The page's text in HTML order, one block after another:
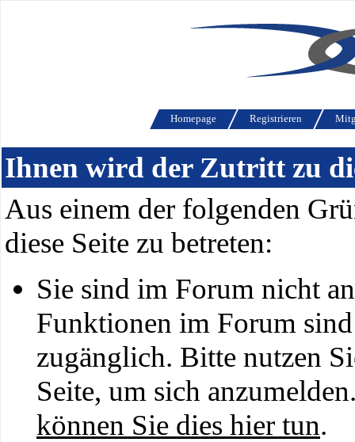
Homepage Registrieren
Ihnen wird der Zutritt zu
Aus einem der folgenden
diese Seite zu betreten:
Sie sind im Forum nicht
Funktionen im Forum
zugänglich. Bitte nutzen
Seite, um sich
können Sie dies hier tun.